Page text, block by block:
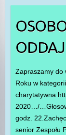
Zapraszamy do
Roku w
charytatywna
2020…/
godz.
senior Zespołu